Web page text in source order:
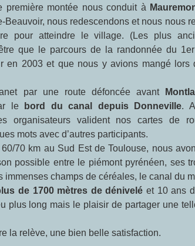
première montée nous conduit à
Beauvoir, nous redescendons et nous nous
pour atteindre le village. (Les plus
que le parcours de la randonnée du
en 2003 et que nous y avions mangé
par une route défoncée avant
lebord du canal depuis Donneville.
organisateurs valident nos cartes de
mots avec d’autres participants.
70 km au Sud Est de Toulouse, nous
possible entre le piémont pyrénéen, ses
immenses champs de céréales, le canal du
de 1700 mètres de dénivelé et 10 ans
plus long mais le plaisir de partager une
la relève, une bien belle satisfaction.